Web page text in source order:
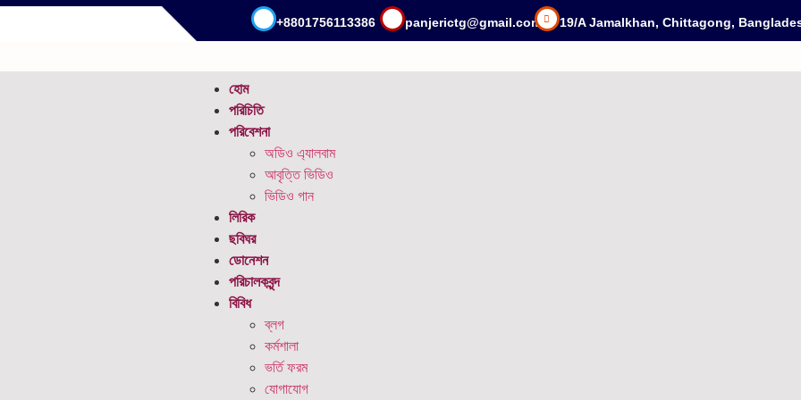
+8801756113386 panjerictg@gmail.com 19/A Jamalkhan, Chittagong,
হোম
পরিচিতি
পরিবেশনা
অডিও এ্যালবাম
আবৃত্তি ভিডিও
ভিডিও গান
লিরিক
ছবিঘর
ডোনেশন
পরিচালকবৃন্দ
বিবিধ
ব্লগ
কর্মশালা
ভর্তি ফরম
যোগাযোগ